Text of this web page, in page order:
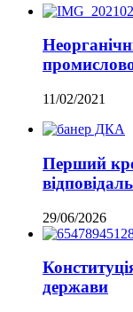
11/02/2021
Перший
29/06/2026
держави